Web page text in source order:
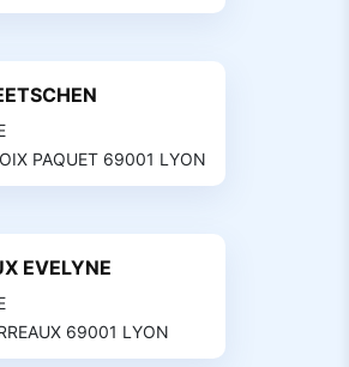
PAQUET 69001 LYON
EVELYNE
69001 LYON